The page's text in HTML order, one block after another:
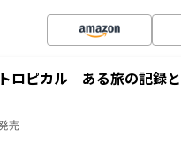
ロピカル ある旅の記録
売